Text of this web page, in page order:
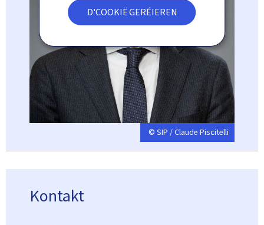
D'COOKIË GERÉIEREN
© SIP / Claude Piscitelli
Kontakt